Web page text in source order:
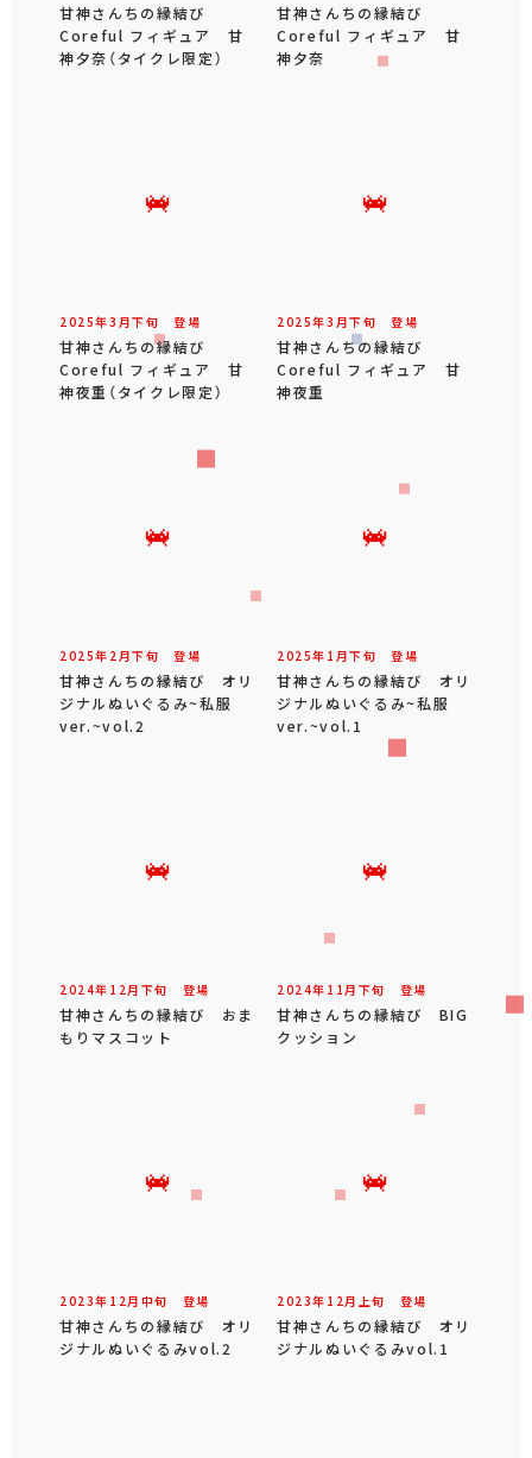
甘神さんちの縁結び
Coreful フィギュア 甘
神夕奈（タイクレ限定）
甘神さんちの縁結び
Coreful フィギュア 甘
神夕奈
2025年3 月下旬 登場
甘神さんちの縁結び
Coreful フィギュア 甘
神夜重（タイクレ限定）
2025年3 月下旬 登場
甘神さんちの縁結び
Coreful フィギュア 甘
神夜重
2025年 2 月下旬 登場
甘神さんちの縁結び オリ
ジナルぬいぐるみ~私服
ver.~vol.2
2025年 1 月下旬 登場
甘神さんちの縁結び オリ
ジナルぬいぐるみ~私服
ver.~vol.1
2024年 12 月 下旬 登場
甘神さんちの縁結び おま
もりマスコット
2024年 11 月 下旬 登場
甘神さんちの縁結び BIG
クッション
2023年 12 月 中旬 登場
甘神さんちの縁結び オリ
ジナルぬいぐるみvol.2
2023年 12 月 上旬 登場
甘神さんちの縁結び オリ
ジナルぬいぐるみvol.1